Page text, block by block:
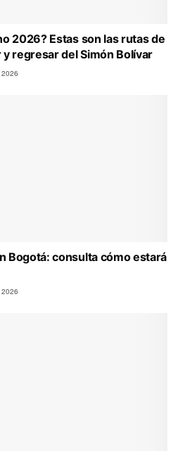
2026? Estas son las rutas de
regresar del Simón Bolívar
Bogotá: consulta cómo estará